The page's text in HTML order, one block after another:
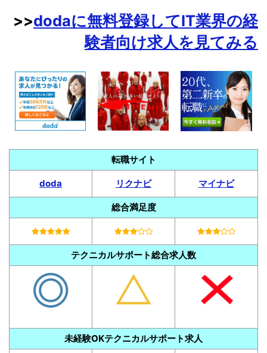
>>dodaに無料登録してIT業界の経
験者向け求人を見てみる
転職サイト
doda リクナビ マイナビ
総合満足度
テクニカルサポート総合求人数
未経験OKテクニカルサポート求人